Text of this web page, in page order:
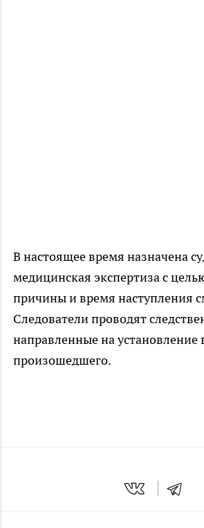
В настоящее время назначена
медицинская экспертиза с
причины и время наступления
Следователи проводят
направленные на установление
произошедшего.